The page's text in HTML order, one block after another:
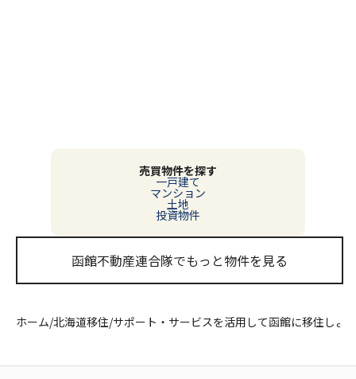
売買物件を探す
一戸建て
マンション
土地
投資物件
函館不動産連合隊でもっと物件を見る
ホーム/北海道移住/サポート・サービスを活用して函館に移住しよ